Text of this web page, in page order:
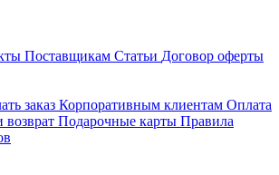
Поставщикам Статьи Договор оферты
заказ Корпоративным клиентам Оплата
Подарочные карты Правила